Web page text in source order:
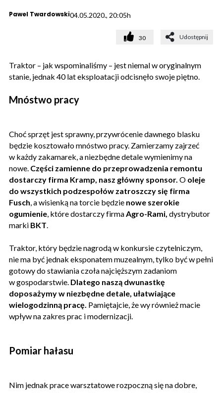
Pawel Twardowski04.05.2020., 20:05h
30 Udostępnij
Traktor – jak wspominaliśmy – jest niemal w oryginalnym
stanie, jednak 40 lat eksploatacji odcisnęło swoje piętno.
Mnóstwo pracy
Choć sprzęt jest sprawny, przywrócenie dawnego blasku
będzie kosztowało mnóstwo pracy. Zamierzamy zajrzeć
w każdy zakamarek, a niezbędne detale wymienimy na
nowe. Części zamienne do przeprowadzenia remontu
dostarczy firma Kramp, nasz główny sponsor. O oleje
do wszystkich podzespołów zatroszczy się firma
Fusch , a wisienką na torcie będzie nowe szerokie
ogumienie , które dostarczy firma Agro-Rami, dystrybutor
marki BKT
Traktor, który będzie nagrodą w konkursie czytelniczym,
nie ma być jednak eksponatem muzealnym, tylko być w pełni
gotowy do stawiania czoła najcięższym zadaniom
w gospodarstwie. Dlatego naszą dwunastkę
doposażymy w niezbędne detale, ułatwiające
wielogodzinną pracę. Pamiętajcie, że wy również macie
wpływ na zakres prac i modernizacji.
Pomiar hałasu
Nim jednak prace warsztatowe rozpoczną się na dobre,